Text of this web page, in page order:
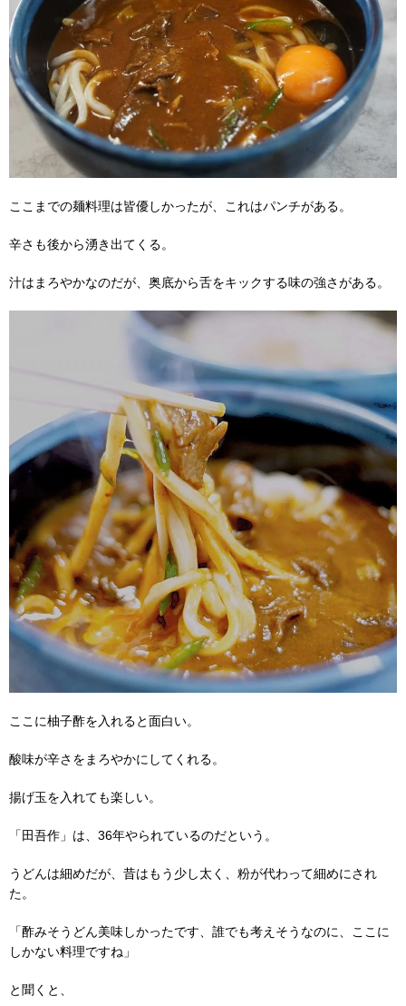
ここまでの麺料理は皆優しかったが、これはパンチがある。
辛さも後から湧き出てくる。
汁はまろやかなのだが、奥底から舌をキックする味の強さがある。
ここに柚子酢を入れると面白い。
酸味が辛さをまろやかにしてくれる。
揚げ玉を入れても楽しい。
「田吾作」は、36年やられているのだという。
うどんは細めだが、昔はもう少し太く、粉が代わって細めにされ
た。
「酢みそうどん美味しかったです、誰でも考えそうなのに、ここに
しかない料理ですね」
と聞くと、